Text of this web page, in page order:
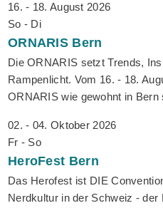
16. - 18. August 2026
So - Di
ORNARIS Bern
Die ORNARIS setzt Trends,
Rampenlicht. Vom 16. - 18.
ORNARIS wie gewohnt in Bern
02. - 04. Oktober 2026
Fr - So
HeroFest Bern
Das Herofest ist DIE
Nerdkultur in der Schweiz - der